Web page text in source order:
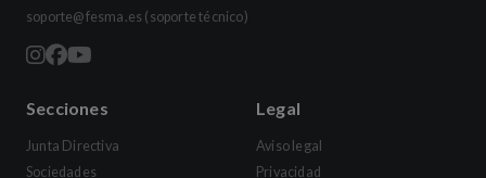
soporte@fesma.es (soporte técnico)
Secciones
Junta Directiva
Sociedades
Legal
Aviso legal
Privacidad